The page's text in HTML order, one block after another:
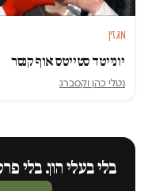
מגזין
יונייטד סטייטס אוף קנסר
נטלי כהן וקסברג
בלי בעלי הון. בלי